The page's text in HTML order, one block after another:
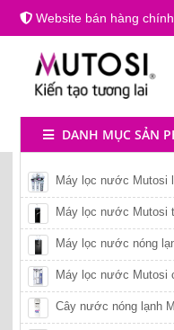
Website bán hàng
DANH MỤC SẢN
Máy lọc nước Mutosi
Máy lọc nước Mutosi
Máy lọc nước nóng
Máy lọc nước Mutosi
Cây nước nóng lạnh
Máy Lọc Nước
1